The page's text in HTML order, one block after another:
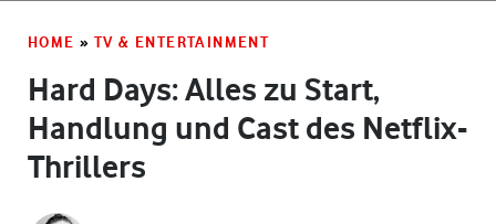
HOME » TV & ENTERTAINMENT
Hard Days: Alles zu Start,
Handlung und Cast des Netflix-
Thrillers